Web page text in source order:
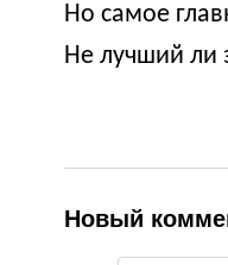
Но самое
Не лучший ли
Новый